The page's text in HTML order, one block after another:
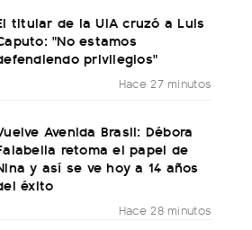
titular de la UIA cruzó a Luis
"No estamos
privilegios"
Hace 27 minutos
Avenida Brasil: Débora
retoma el papel de
y así se ve hoy a 14 años
éxito
Hace 28 minutos